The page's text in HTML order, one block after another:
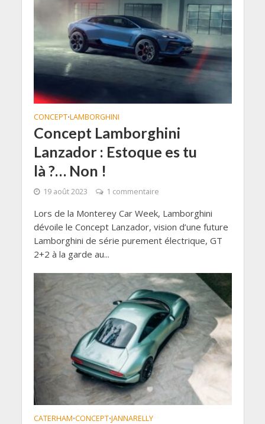
CONCEPT•LAMBORGHINI
Concept Lamborghini
Lanzador : Estoque es tu
là ?… Non !
19 août 2023 1 commentaire
Lors de la Monterey Car Week, Lamborghini
dévoile le Concept Lanzador, vision d’une future
Lamborghini de série purement électrique, GT
2+2 à la garde au...
CATERHAM•CONCEPT•JANNARELLY